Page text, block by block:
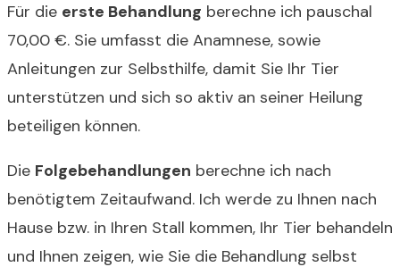
Für die erste Behandlung berechne ich pauschal
70,00 €. Sie umfasst die Anamnese, sowie
Anleitungen zur Selbsthilfe, damit Sie Ihr Tier
unterstützen und sich so aktiv an seiner Heilung
beteiligen können.
Die Folgebehandlungen berechne ich nach
benötigtem Zeitaufwand. Ich werde zu Ihnen nach
Hause bzw. in Ihren Stall kommen, Ihr Tier behandeln
und Ihnen zeigen, wie Sie die Behandlung selbst